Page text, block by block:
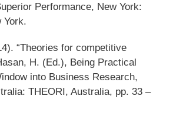
Performance, New York:
York.
“Theories for competitive
H. (Ed.), Being Practical
into Business Research,
THEORI, Australia, pp. 33 –